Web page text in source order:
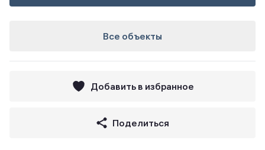
Все объекты
Добавить в избранное
Поделиться